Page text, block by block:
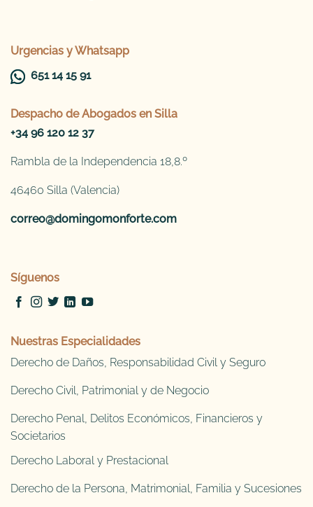
Urgencias y Whatsapp
651 14 15 91
Despacho de Abogados en Silla
+34 96 120 12 37
Rambla de la Independencia 18,8.º
46460 Silla (Valencia)
correo@domingomonforte.com
Síguenos
Nuestras Especialidades
Derecho de Daños, Responsabilidad Civil y Seguro
Derecho Civil, Patrimonial y de Negocio
Derecho Penal, Delitos Económicos, Financieros y
Societarios
Derecho Laboral y Prestacional
Derecho de la Persona, Matrimonial, Familia y Sucesiones